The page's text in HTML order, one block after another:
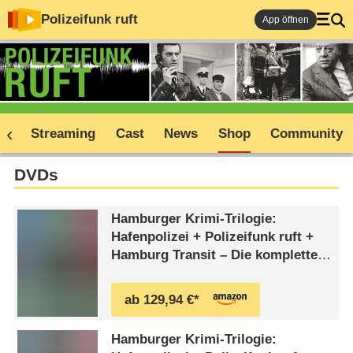
Polizeifunk ruft App öffnen
Streaming Cast News Shop Community
DVDs
Hamburger Krimi-Trilogie:
Hafenpolizei + Polizeifunk ruft +
Hamburg Transit – Die kompletten
Hamburg Krimi Trilogie: Hafenpolizei
+ Polizeifunkrufe + Hamburg Transit /
Die kompletten drei Staffeln Pidax
Serienklassiker 20 DVDs
ab 129,94 €*
Hamburger Krimi-Trilogie: